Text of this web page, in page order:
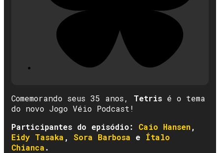
Comemorando seus 35 anos, Tetris é o tema
do novo Jogo Véio Podcast!
Participantes do episódio: Caio Hansen,
Eidy Tasaka , Sora Barbosa e Ítalo
Chianca.